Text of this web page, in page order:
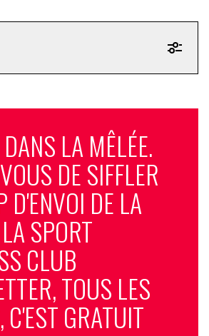
LA MÊLÉE.
DE SIFFLER
D'ENVOI DE LA
SPORT
CLUB
TOUS LES
GRATUIT